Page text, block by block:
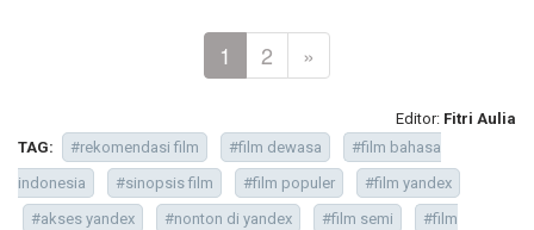
1 2 »
Editor: Fitri Aulia
TAG:
#rekomendasi film #film dewasa
#film bahasa
indonesia
#sinopsis film #film populer
#film yandex
#akses yandex
#nonton di yandex #film semi
#film